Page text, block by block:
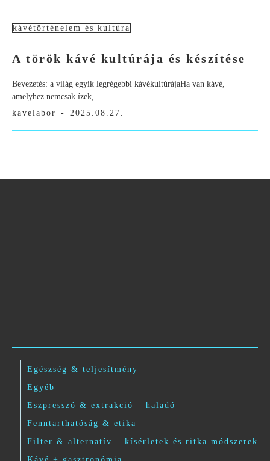
kávétörténelem és kultúra
A török kávé kultúrája és készítése
Bevezetés: a világ egyik legrégebbi kávékultúrájaHa van kávé,
amelyhez nemcsak ízek,...
kavelabor
- 2025.08.27.
Egészség & teljesítmény
Egyéb
Eszpresszó & extrakció – haladó
Fenntarthatóság & etika
Filter & alternatív – kísérletek és ritka módszerek